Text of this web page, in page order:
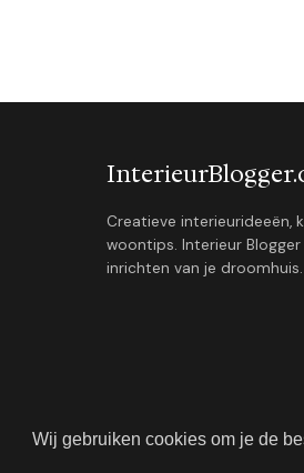
Wij gebruiken cookies om je de
Creatieve interieurideeën,
woontips. Interieur
inrichten van je droomhuis.